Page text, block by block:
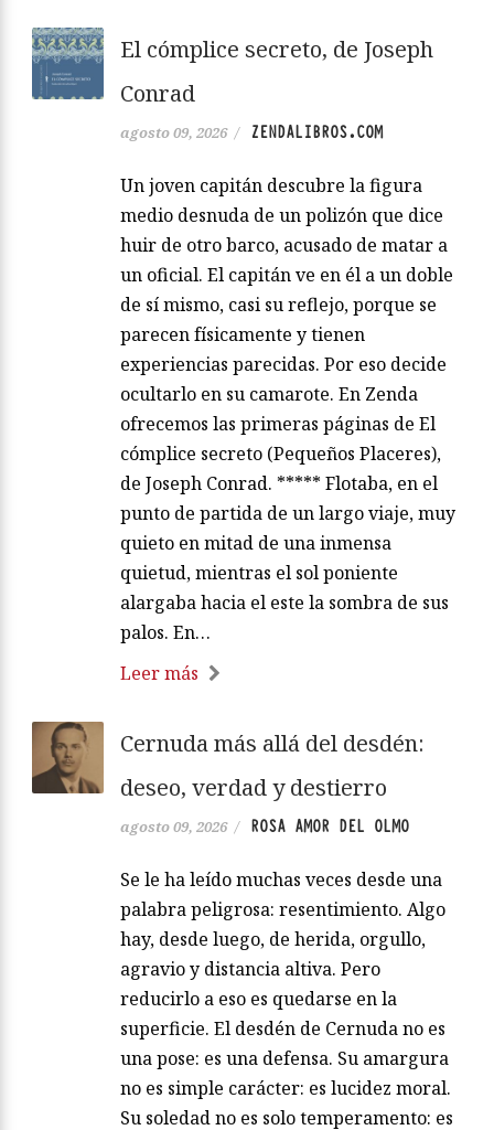
El cómplice secreto, de Joseph
Conrad
agosto 09, 2026 / ZENDALIBROS.COM
Un joven capitán descubre la figura
medio desnuda de un polizón que dice
huir de otro barco, acusado de matar a
un oficial. El capitán ve en él a un doble
de sí mismo, casi su reflejo, porque se
parecen físicamente y tienen
experiencias parecidas. Por eso decide
ocultarlo en su camarote. En Zenda
ofrecemos las primeras páginas de El
cómplice secreto (Pequeños Placeres),
de Joseph Conrad. ***** Flotaba, en el
punto de partida de un largo viaje, muy
quieto en mitad de una inmensa
quietud, mientras el sol poniente
alargaba hacia el este la sombra de sus
palos. En…
Leer más
Cernuda más allá del desdén:
deseo, verdad y destierro
agosto 09, 2026 / ROSA AMOR DEL OLMO
Se le ha leído muchas veces desde una
palabra peligrosa: resentimiento. Algo
hay, desde luego, de herida, orgullo,
agravio y distancia altiva. Pero
reducirlo a eso es quedarse en la
superficie. El desdén de Cernuda no es
una pose: es una defensa. Su amargura
no es simple carácter: es lucidez moral.
Su soledad no es solo temperamento: es